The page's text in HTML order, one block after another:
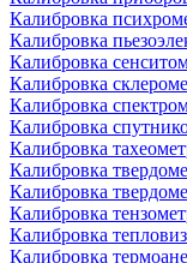
Калибровка
Калибровка
Калибровка
Калибровка
Калибровка
Калибровка
Калибровка
Калибровка
Калибровка
Калибровка
Калибровка
Калибровка